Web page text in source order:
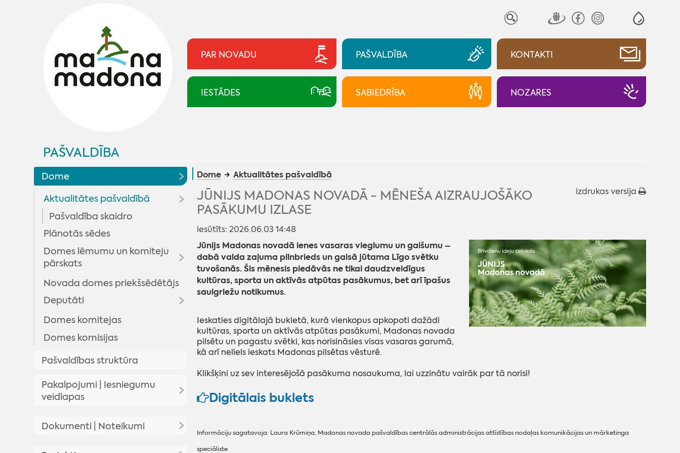
PAR NOVADU PAŠVALDĪBA KONTAKTI
IESTĀDES SABIEDRĪBA NOZARES
PAŠVALDĪBA
Dome
Aktualitātes pašvaldībā
Pašvaldība skaidro
Plānotās sēdes
Domes lēmumu un komiteju
pārskats
Domes lēmumi
Komitejas sēdes
Domes sēžu audioierakstu
Novada domes priekšsēdētājs
Deputāti
Arhīvs
Domes komitejas
Domes komisijas
Pašvaldības struktūra
Pakalpojumi | Iesniegumu
veidlapas
Pakalpojumi
Dokumenti | Noteikumi
Pašvaldības saistošie noteikumi
Dome Aktualitātes pašvaldībā
izdrukas versija
JŪNIJS MADONAS NOVADĀ - MĒNEŠA AIZRAUJOŠĀKO
PASĀKUMU IZLASE
iesūtīts: 2026.06.03 14:48
Jūnijs Madonas novadā ienes vasaras vieglumu un gaišumu –
dabā valda zaļuma pilnbrieds un gaisā jūtama Līgo svētku
tuvošanās. Šis mēnesis piedāvās ne tikai daudzveidīgus
kultūras, sporta un aktīvās atpūtas pasākumus, bet arī īpašus
saulgriežu notikumus.
Ieskaties digitālajā bukletā, kurā vienkopus apkopoti dažādi
kultūras, sporta un aktīvās atpūtas pasākumi, Madonas novada
pilsētu un pagastu svētki, kas norisināsies visas vasaras garumā,
kā arī neliels ieskats Madonas pilsētas vēsturē.
Klikšķini uz sev interesējošā pasākuma nosaukuma, lai uzzinātu vairāk par tā norisi!
Digitālais buklets
Informāciju sagatavoja: Laura Krūmiņa, Madonas novada pašvaldības centrālās administrācijas attīstības nodaļas komunikācijas un mārketinga
speciāliste